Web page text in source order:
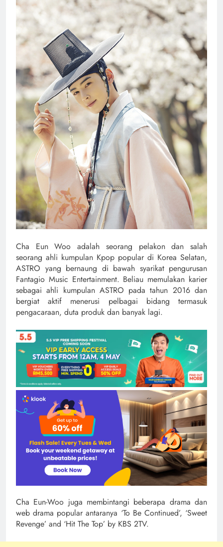
Cha Eun Woo adalah seorang pelakon dan salah
seorang ahli kumpulan Kpop popular di Korea Selatan,
ASTRO yang bernaung di bawah syarikat pengurusan
Fantagio Music Entertainment. Beliau memulakan karier
sebagai ahli kumpulan ASTRO pada tahun 2016 dan
bergiat aktif menerusi pelbagai bidang termasuk
pengacaraan, duta produk dan banyak lagi.
Cha Eun-Woo juga membintangi beberapa drama dan
web drama popular antaranya ‘To Be Continued’, ‘Sweet
Revenge’ and ‘Hit The Top’ by KBS 2TV.